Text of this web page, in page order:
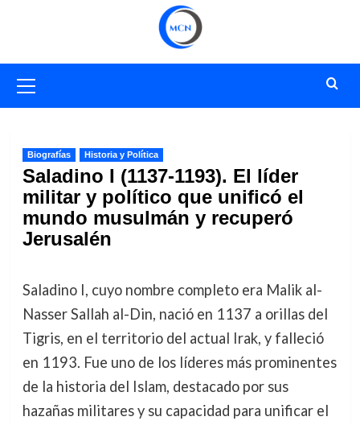
primario
Biografías Historia y Política
Saladino I (1137-1193). El líder
militar y político que unificó el
mundo musulmán y recuperó
Jerusalén
Saladino I, cuyo nombre completo era Malik al-
Nasser Sallah al-Din, nació en 1137 a orillas del
Tigris, en el territorio del actual Irak, y falleció
en 1193. Fue uno de los líderes más prominentes
de la historia del Islam, destacado por sus
hazañas militares y su capacidad para unificar el